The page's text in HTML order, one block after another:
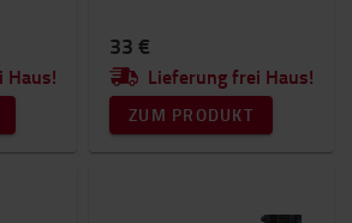
Haus!
33 €
Lieferung frei Haus!
ZUM PRODUKT